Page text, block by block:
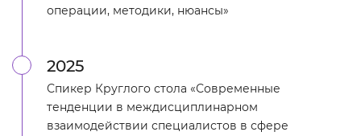
операции, методики, нюансы»
2025
Спикер Круглого стола «Современные
тенденции в междисциплинарном
взаимодействии специалистов в сфере